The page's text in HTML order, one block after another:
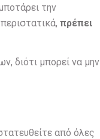
την
πρέπει
διότι μπορεί να μην
από όλες